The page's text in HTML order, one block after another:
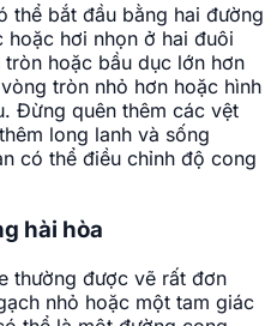
thể bắt đầu bằng hai đường
hơi nhọn ở hai đuôi
hoặc bầu dục lớn hơn
tròn nhỏ hơn hoặc hình
Đừng quên thêm các vệt
long lanh và sống
có thể điều chỉnh độ cong
hài hòa
thường được vẽ rất đơn
nhỏ hoặc một tam giác